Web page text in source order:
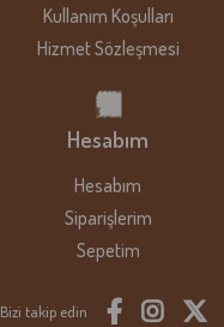
Kullanım Koşulları
Hizmet Sözleşmesi
Hesabım
Hesabım
Siparişlerim
Sepetim
Bizi takip edin